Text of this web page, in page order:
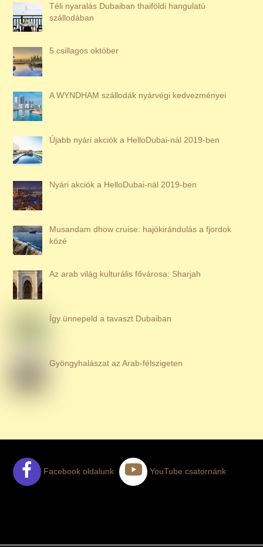
Téli nyaralás Dubaiban thaiföldi hangulatú
szállodában
5 csillagos október
A WYNDHAM szállodák nyárvégi kedvezményei
Újabb nyári akciók a HelloDubai-nál 2019-ben
Nyári akciók a HelloDubai-nál 2019-ben
Musandam dhow cruise: hajókirándulás a fjordok
közé
Az arab világ kulturális fővárosa: Sharjah
Így ünnepeld a tavaszt Dubaiban
Gyöngyhalászat az Arab-félszigeten
Facebook oldalunk YouTube csatornánk